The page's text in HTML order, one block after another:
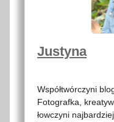
Justyna
Współtwórczyni
Fotografka,
łowczyni